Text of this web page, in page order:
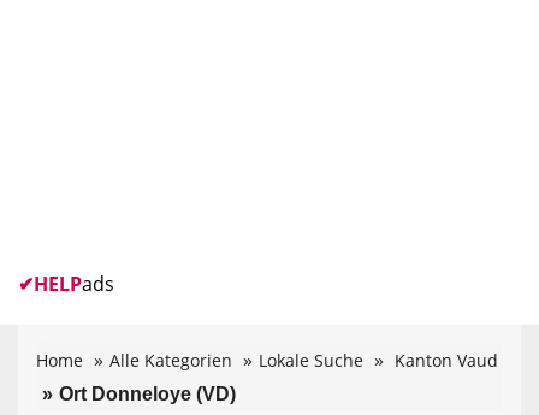
✔HELPads
Home Alle Kategorien Lokale Suche Kanton Vaud
Ort Donneloye (VD)